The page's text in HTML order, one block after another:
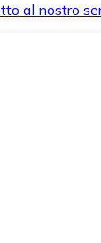
al nostro